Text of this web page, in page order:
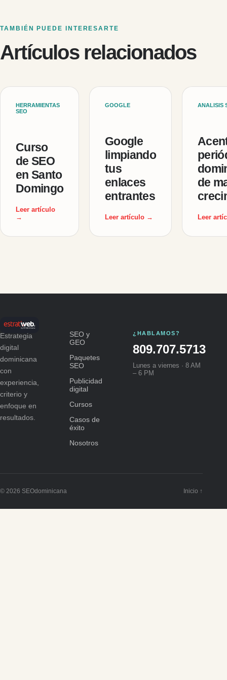
TAMBIÉN PUEDE INTERESARTE
Artículos relacionados
HERRAMIENTAS
SEO
Curso
de SEO
en Santo
Domingo
Leer artículo
→
GOOGLE
Google
limpiando
tus
enlaces
entrantes
Leer artículo →
ANALISIS
de
Leer
Estrategia
digital
dominicana
con
experiencia,
criterio y
enfoque en
resultados.
SEO y
GEO
Paquetes
SEO
Publicidad
digital
Cursos
Casos de
éxito
Nosotros
¿HABLAMOS?
809.707.5713
Lunes a viernes · 8 AM
– 6 PM
© 2026 SEOdominicana Inicio ↑